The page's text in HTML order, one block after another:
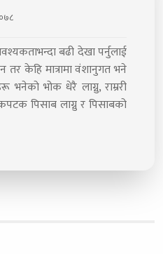
बढी देखा पर्नुलाई
तर केहि मात्रामा वंशानुगत भने
भोक धेरै लाग्नु, राम्ररी
पिसाब लाग्नु र पिसाबको